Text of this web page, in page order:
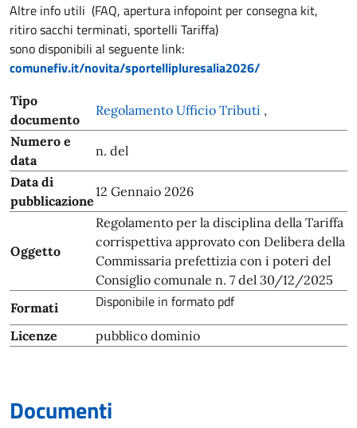
Altre info utili (FAQ, apertura infopoint per consegna kit,
ritiro sacchi terminati, sportelli Tariffa)
sono disponibili al seguente link:
comunefiv.it/novita/sportellipluresalia2026/
Tipo
documento
Regolamento Ufficio Tributi ,
Numero e
data
n. del
Data di
pubblicazione
12 Gennaio 2026
Oggetto
Regolamento per la disciplina della Tariffa
corrispettiva approvato con Delibera della
Commissaria prefettizia con i poteri del
Consiglio comunale n. 7 del 30/12/2025
Formati
Disponibile in formato pdf
Licenze pubblico dominio
Documenti